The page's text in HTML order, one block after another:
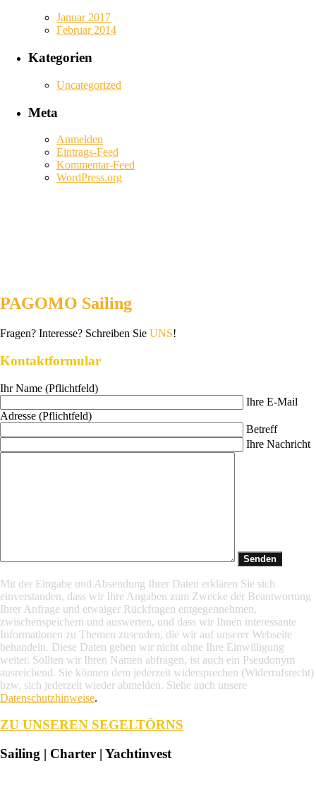
Januar 2017
Februar 2014
Kategorien
Uncategorized
Meta
Anmelden
Eintrags-Feed
Kommentar-Feed
WordPress.org
PAGOMO Sailing
Fragen? Interesse? Schreiben Sie UNS!
Kontaktformular
Ihr Name (Pflichtfeld)
Ihre E-Mail
Adresse (Pflichtfeld)
Betreff
Ihre Nachricht
Mit der Eingabe und Absendung Ihrer Daten erklären Sie sich
einverstanden, dass wir Ihre Angaben zum Zwecke der Beantwortung
Ihrer Anfrage und etwaiger Rückfragen entgegennehmen,
zwischenspeichern und auswerten, und dass wir Ihnen interessante
Informationen zu Themen zusenden, die wir auf unserer Webseite
behandeln. Diese Daten geben wir nicht ohne Ihre Einwilligung
weiter. Sollten wir Ihren Namen abfragen, ist auch ein Pseudonym
ausreichend. Sie können dem jederzeit widersprechen (Widerrufsrecht)
bzw. sich jederzeit wieder abmelden. Siehe auch unsere
Datenschutzhinweise.
ZU UNSEREN SEGELTÖRNS
Sailing | Charter | Yachtinvest